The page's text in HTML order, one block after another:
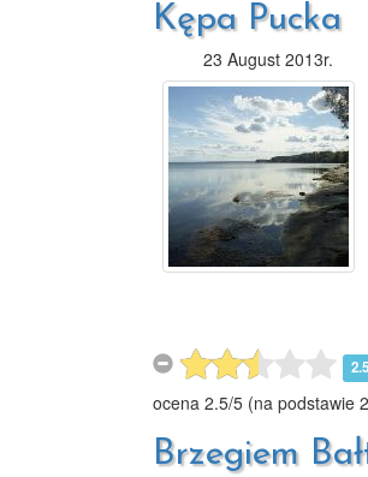
Kępa Pucka
23 August 2013r.
ocena 2.5/5 (na podstawie 2
Brzegiem